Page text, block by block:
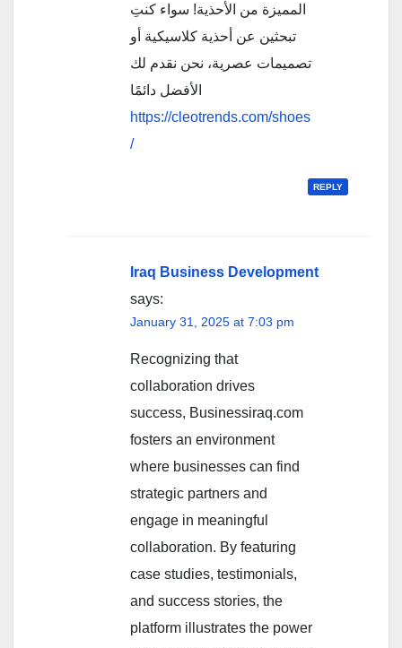
المميزة من الأحذية! سواء كنتِ
تبحثين عن أحذية كلاسيكية أو
تصميمات عصرية، نحن نقدم لك
الأفضل دائمًا
https://cleotrends.com/shoes
/
REPLY
Iraq Business Development
says:
January 31, 2025 at 7:03 pm
Recognizing that
collaboration drives
success, Businessiraq.com
fosters an environment
where businesses can find
strategic partners and
engage in meaningful
collaboration. By featuring
case studies, testimonials,
and success stories, the
platform illustrates the power